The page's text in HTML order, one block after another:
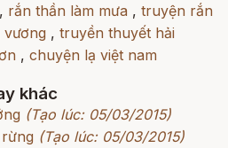
, rắn thần làm mưa , truyện rắn
, truyền thuyết hải
, chuyện lạ việt nam
khác
(Tạo lúc: 05/03/2015)
(Tạo lúc: 05/03/2015)